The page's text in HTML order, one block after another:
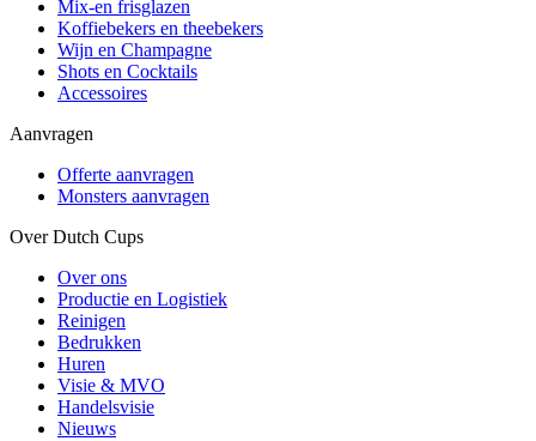
Mix-en frisglazen
Koffiebekers en theebekers
Wijn en Champagne
Shots en Cocktails
Accessoires
Aanvragen
Offerte aanvragen
Monsters aanvragen
Over Dutch Cups
Over ons
Productie en Logistiek
Reinigen
Bedrukken
Huren
Visie & MVO
Handelsvisie
Nieuws